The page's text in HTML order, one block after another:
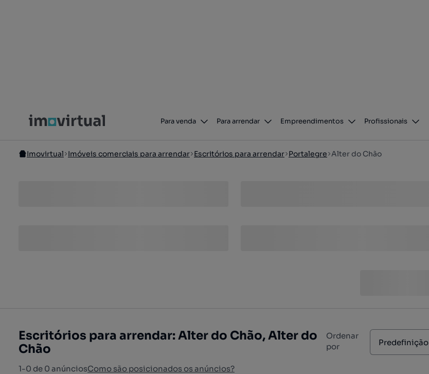
Para venda Para arrendar Empreendimentos Profissionais
Imovirtual Imóveis comerciais para arrendar Escritórios para arrendar Portalegre Alter do Chão
Escritórios para arrendar: Alter do Chão, Alter do
Chão
1-0 de 0 anúnciosComo são posicionados os anúncios?
Ordenar
por
Predefinição